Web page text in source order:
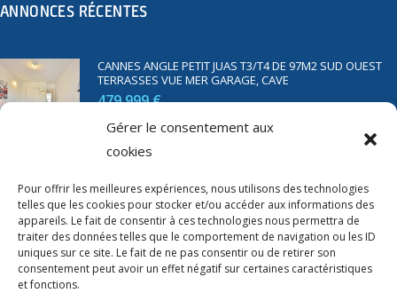
Gérer le consentement aux
cookies
Pour offrir les meilleures expériences, nous utilisons des technologies
telles que les cookies pour stocker et/ou accéder aux informations des
appareils. Le fait de consentir à ces technologies nous permettra de
traiter des données telles que le comportement de navigation ou les ID
uniques sur ce site. Le fait de ne pas consentir ou de retirer son
consentement peut avoir un effet négatif sur certaines caractéristiques
et fonctions.
ANNONCES RÉCENTES
CANNES ANGLE PETIT JUAS T3/T4 DE 97M2 SUD OUEST
TERRASSES VUE MER GARAGE, CAVE
479 999 €
TERRASSE PARKING
350 000 €